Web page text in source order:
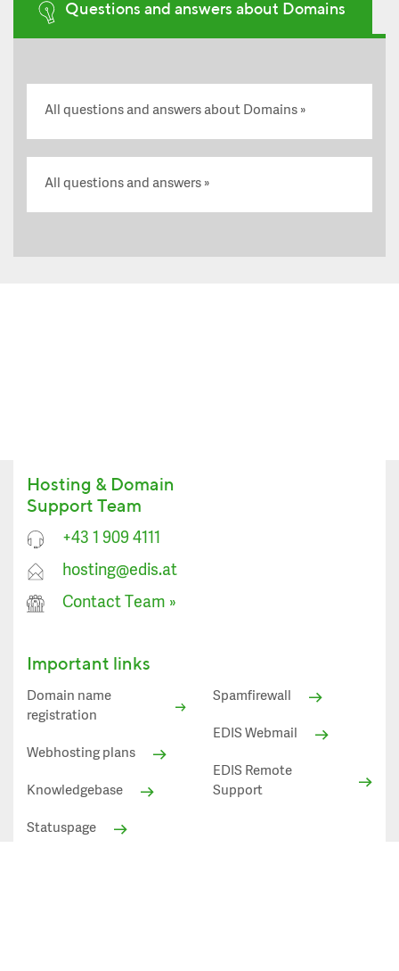
Questions and answers about Domains
All questions and answers about Domains
All questions and answers
Hosting & Domain
Support Team
+43 1 909 4111
hosting@edis.at
Contact Team »
Important links
Domain name
registration
Webhosting plans
Knowledgebase
Spamfirewall
EDIS Webmail
EDIS Remote
Support
Statuspage